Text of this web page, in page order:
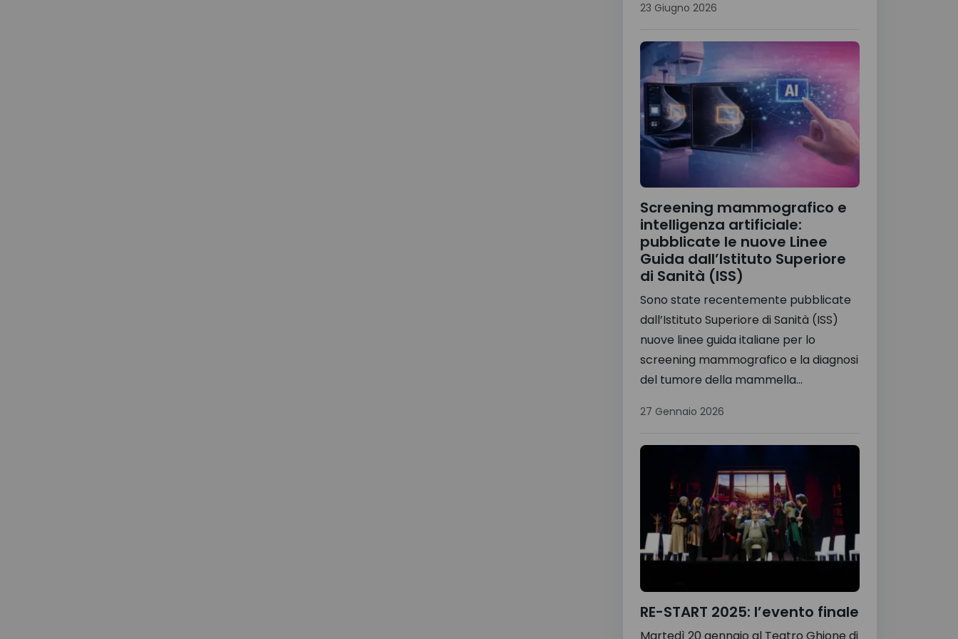
23 Giugno 2026
Screening mammografico e
intelligenza artificiale:
pubblicate le nuove Linee
Guida dall’Istituto Superiore
di Sanità (ISS)
Sono state recentemente pubblicate
dall’Istituto Superiore di Sanità (ISS)
nuove linee guida italiane per lo
screening mammografico e la diagnosi
del tumore della mammella...
27 Gennaio 2026
RE-START 2025: l’evento finale
Martedì 20 gennaio al Teatro Ghione di